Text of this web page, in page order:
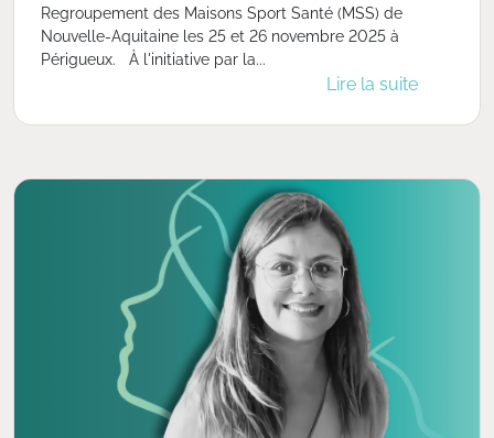
Regroupement des Maisons Sport Santé (MSS) de
Nouvelle-Aquitaine les 25 et 26 novembre 2025 à
Périgueux. À l'initiative par la...
Lire la suite